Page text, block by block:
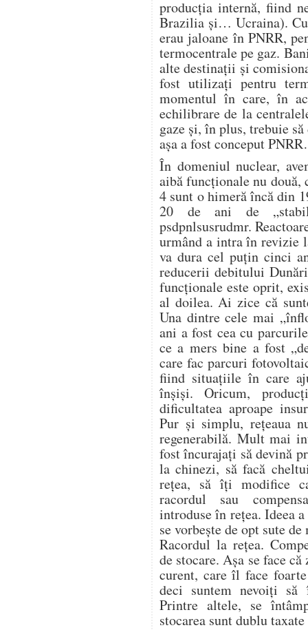
producția internă, fiind
Brazilia și… Ucraina).
erau jaloane în PNRR,
termocentrale pe gaz.
alte destinații și
fost utilizați pentru
momentul în care, în
echilibrare de la
gaze și, în plus, trebuie
așa a fost conceput
În domeniul nuclear,
aibă funcționale nu două,
4 sunt o himeră încă din
20 de ani de
psdpnlsusrudmr.
urmând a intra în revizie
va dura cel puțin cinci
reducerii debitului
funcționale este oprit,
al doilea. Ai zice că
Una dintre cele mai
ani a fost cea cu
ce a mers bine a fost
care fac parcuri
fiind situațiile în care
înșiși. Oricum,
dificultatea aproape
Pur și simplu, rețeaua
regenerabilă. Mult mai
fost încurajați să devină
la chinezi, să facă
rețea, să îți modifice
racordul sau
introduse în rețea. Ideea
se vorbește de opt sute
Racordul la rețea.
de stocare. Așa se face
curent, care îl face
deci suntem nevoiți să
Printre altele, se
stocarea sunt dublu